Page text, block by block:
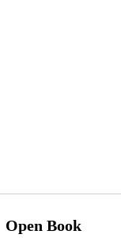
Open Book